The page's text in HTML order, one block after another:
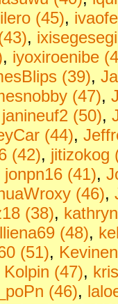
(45),
,
, iyoxiroenibe
(39),
(47),
janineuf2 (50),
(44),
(42), jitizokog
jonpn16 (41),
(46),
(38),
(48),
(51),
Kolpin (47),
(46),